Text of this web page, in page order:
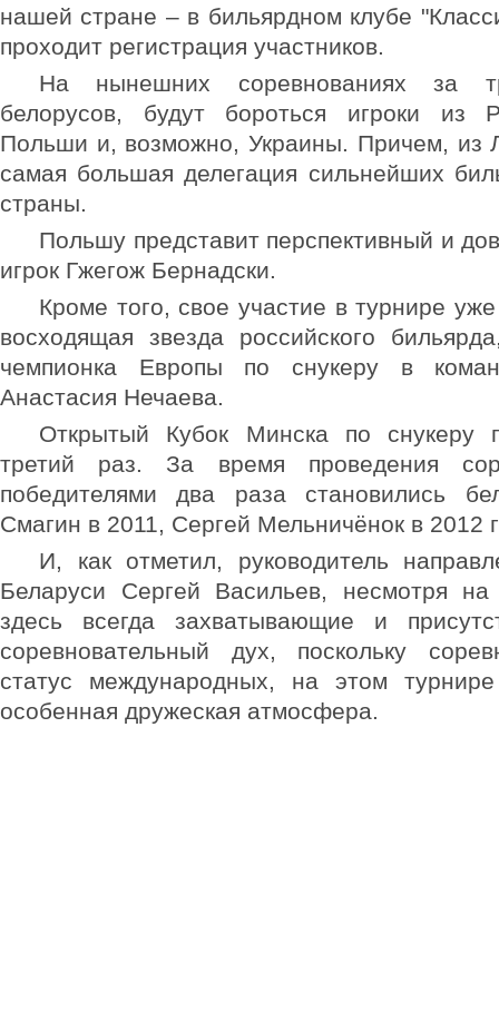
нашей стране – в бильярдном клубе
проходит регистрация участников.
На нынешних соревнованиях за
белорусов, будут бороться игроки из
Польши и, возможно, Украины. Причем, из
самая большая делегация сильнейших
страны.
Польшу представит перспективный и
игрок Гжегож Бернадски.
Кроме того, свое участие в турнире
восходящая звезда российского
чемпионка Европы по снукеру в
Анастасия Нечаева.
Открытый Кубок Минска по снукеру
третий раз. За время проведения
победителями два раза становились
Смагин в 2011, Сергей Мельничёнок в 2012
И, как отметил, руководитель
Беларуси Сергей Васильев, несмотря
здесь всегда захватывающие и
соревновательный дух, поскольку
статус международных, на этом
особенная дружеская атмосфера.